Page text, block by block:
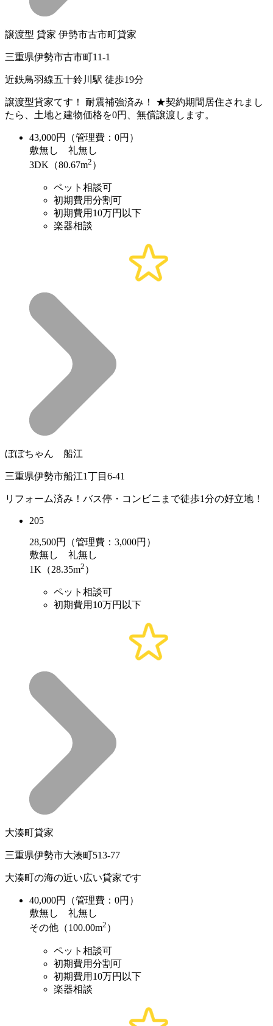
譲渡型 貸家 伊勢市古市町貸家
三重県伊勢市古市町11-1
近鉄鳥羽線五十鈴川駅 徒歩19分
譲渡型貸家てす！ 耐震補強済み！ ★契約期間居住されまし
たら、土地と建物価格を0円、無償譲渡します。
43,000円（管理費：0円）
敷無し 礼無し
3DK（80.67m2 ）
ペット相談可
初期費用分割可
初期費用10万円以下
楽器相談
ぼぼちゃん 船江
三重県伊勢市船江1丁目6-41
リフォーム済み！バス停・コンビニまで徒歩1分の好立地！
205
28,500円（管理費：3,000円）
敷無し 礼無し
1K（28.35m2 ）
ペット相談可
初期費用10万円以下
大湊町貸家
三重県伊勢市大湊町513-77
大湊町の海の近い広い貸家です
40,000円（管理費：0円）
敷無し 礼無し
その他（100.00m2 ）
ペット相談可
初期費用分割可
初期費用10万円以下
楽器相談